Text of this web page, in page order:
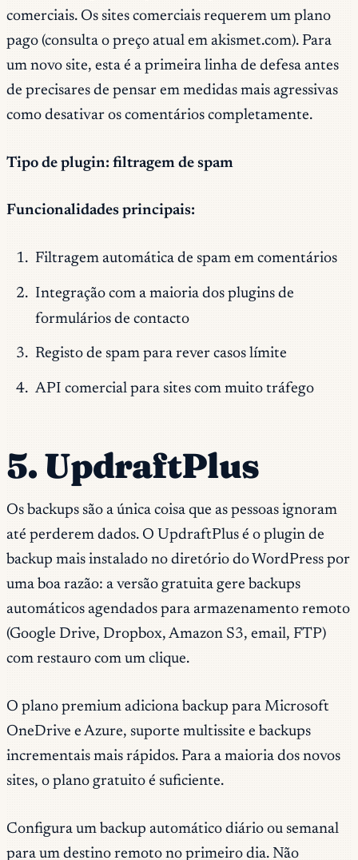
comerciais. Os sites comerciais requerem um plano
pago (consulta o preço atual em akismet.com). Para
um novo site, esta é a primeira linha de defesa antes
de precisares de pensar em medidas mais agressivas
como desativar os comentários completamente.
Tipo de plugin: filtragem de spam
Funcionalidades principais:
Filtragem automática de spam em comentários
Integração com a maioria dos plugins de
formulários de contacto
Registo de spam para rever casos límite
API comercial para sites com muito tráfego
5. UpdraftPlus
Os backups são a única coisa que as pessoas ignoram
até perderem dados. O UpdraftPlus é o plugin de
backup mais instalado no diretório do WordPress por
uma boa razão: a versão gratuita gere backups
automáticos agendados para armazenamento remoto
(Google Drive, Dropbox, Amazon S3, email, FTP)
com restauro com um clique.
O plano premium adiciona backup para Microsoft
OneDrive e Azure, suporte multissite e backups
incrementais mais rápidos. Para a maioria dos novos
sites, o plano gratuito é suficiente.
Configura um backup automático diário ou semanal
para um destino remoto no primeiro dia. Não